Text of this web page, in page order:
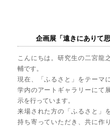
企画展「遠きにありて
こんにちは。研究生の二宮龍之
輔です。
現在、「ふるさと」をテーマ
学内のアートギャラリーにて
示を行っています。
来場された方の「ふるさと」
持ち寄っていただき、共に作り